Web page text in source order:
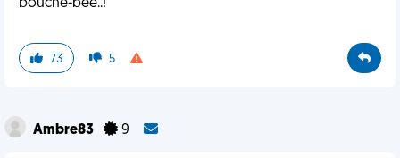
bouche-bée..!
73 5
Ambre83 9